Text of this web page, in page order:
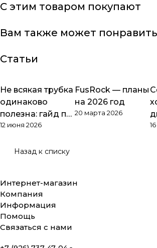
С этим товаром покупают
Вам также может
Статьи
Обзоры товаров
Не всякая трубка
одинаково
полезна: гайд по
PTFE
12 июня 2026
Обзоры товаров
FusRock — планы
на 2026 год
20 марта 2026
Назад к списку
Интернет-магазин
Компания
Информация
Помощь
Связаться с нами